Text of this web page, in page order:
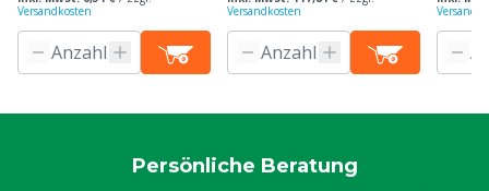
Versandkosten
Versandkosten
Persönliche Beratung